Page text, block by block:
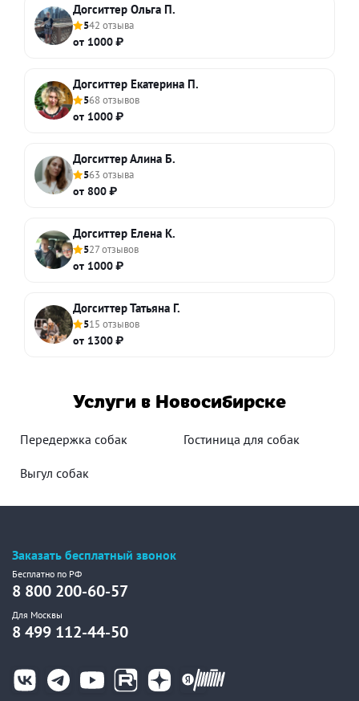
Догситтер Ольга П.
542 отзыва
от 1000 ₽
Догситтер Екатерина П.
568 отзывов
от 1000 ₽
Догситтер Алина Б.
563 отзыва
от 800 ₽
Догситтер Елена К.
527 отзывов
от 1000 ₽
Догситтер Татьяна Г.
515 отзывов
от 1300 ₽
Услуги в Новосибирске
Передержка собак Гостиница для собак
Выгул собак
Заказать бесплатный звонок
Бесплатно по РФ
8 800 200-60-57
Для Москвы
8 499 112-44-50